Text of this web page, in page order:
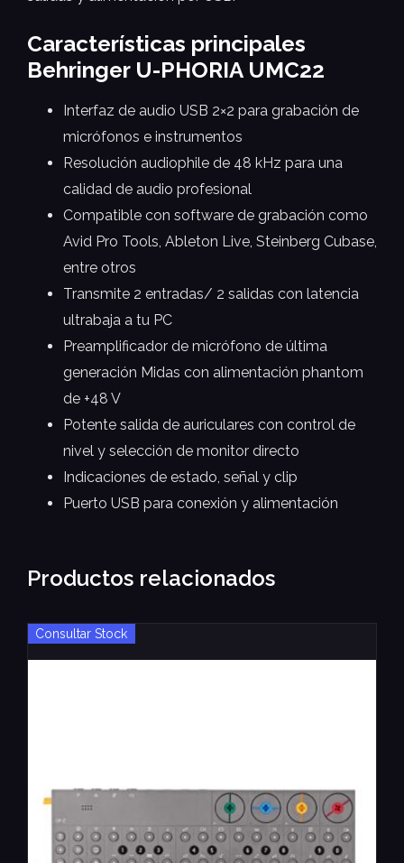
Características principales
Behringer U-PHORIA UMC22
Interfaz de audio USB 2×2 para grabación de
micrófonos e instrumentos
Resolución audiophile de 48 kHz para una
calidad de audio profesional
Compatible con software de grabación como
Avid Pro Tools, Ableton Live, Steinberg Cubase,
entre otros
Transmite 2 entradas/ 2 salidas con latencia
ultrabaja a tu PC
Preamplificador de micrófono de última
generación Midas con alimentación phantom
de +48 V
Potente salida de auriculares con control de
nivel y selección de monitor directo
Indicaciones de estado, señal y clip
Puerto USB para conexión y alimentación
Productos relacionados
Consultar Stock